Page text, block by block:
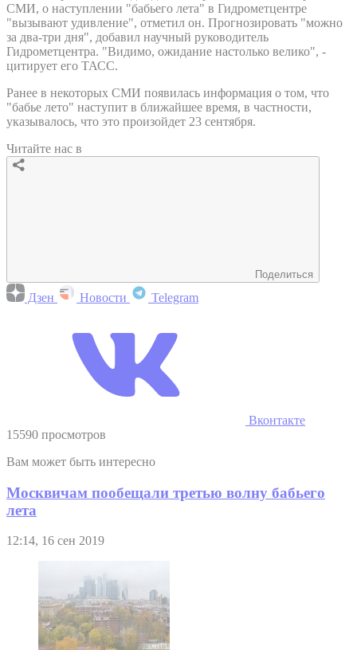
СМИ, о наступлении "бабьего лета" в Гидрометцентре
"вызывают удивление", отметил он. Прогнозировать "можно
за два-три дня", добавил научный руководитель
Гидрометцентра. "Видимо, ожидание настолько велико", -
цитирует его ТАСС.
Ранее в некоторых СМИ появилась информация о том, что
"бабье лето" наступит в ближайшее время, в частности,
указывалось, что это произойдет 23 сентября.
Читайте нас в
Поделиться
Дзен Новости Telegram
Вконтакте
15590 просмотров
Вам может быть интересно
Москвичам пообещали третью волну бабьего
лета
12:14, 16 сен 2019